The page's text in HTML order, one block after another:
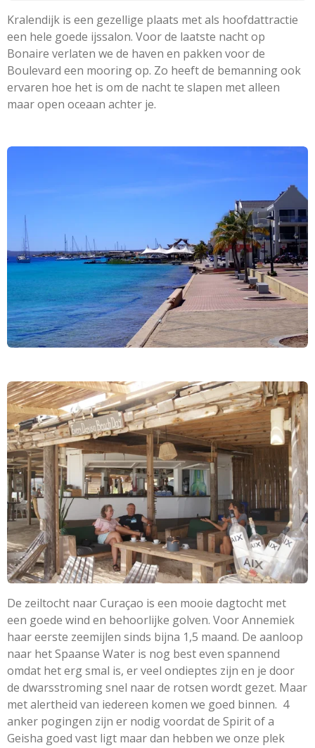
Kralendijk is een gezellige plaats met als hoofdattractie
een hele goede ijssalon. Voor de laatste nacht op
Bonaire verlaten we de haven en pakken voor de
Boulevard een mooring op. Zo heeft de bemanning ook
ervaren hoe het is om de nacht te slapen met alleen
maar open oceaan achter je.
De zeiltocht naar Curaçao is een mooie dagtocht met
een goede wind en behoorlijke golven. Voor Annemiek
haar eerste zeemijlen sinds bijna 1,5 maand. De aanloop
naar het Spaanse Water is nog best even spannend
omdat het erg smal is, er veel ondieptes zijn en je door
de dwarsstroming snel naar de rotsen wordt gezet. Maar
met alertheid van iedereen komen we goed binnen. 4
anker pogingen zijn er nodig voordat de Spirit of a
Geisha goed vast ligt maar dan hebben we onze plek